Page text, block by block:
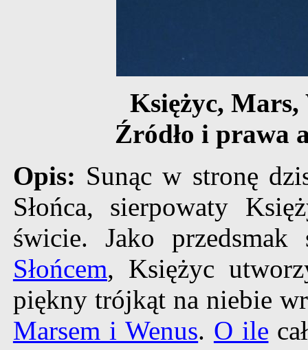
Księżyc, Mars,
Źródło i prawa
Opis: Sunąc w stronę
Słońca, sierpowaty
świcie. Jako
Słońcem, Księżyc
piękny trójkąt na niebie
Marsem i Wenus. O ile